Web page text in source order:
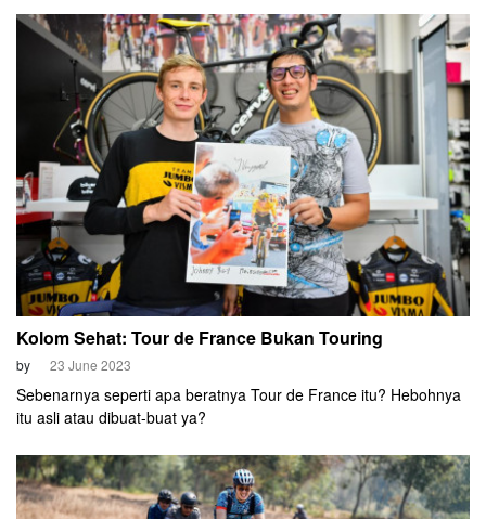
Kolom Sehat: Tour de France Bukan Touring
by 23 June 2023
Sebenarnya seperti apa beratnya Tour de France itu? Hebohnya
itu asli atau dibuat-buat ya?